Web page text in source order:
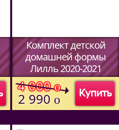
Комплект детской
домашней формы
Лилль 2020-2021
(Код:)
Купить
4 000o
2 990 o